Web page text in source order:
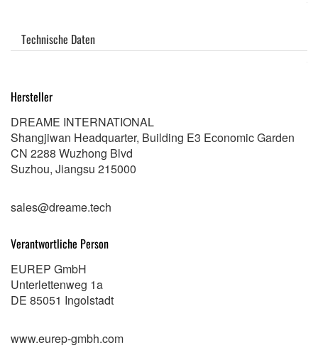
Technische Daten
Hersteller
DREAME INTERNATIONAL
Shangjiwan Headquarter, Building E3 Economic Garden
CN 2288 Wuzhong Blvd
Suzhou, Jiangsu 215000
sales@dreame.tech
Verantwortliche Person
EUREP GmbH
Unterlettenweg 1a
DE 85051 Ingolstadt
www.eurep-gmbh.com